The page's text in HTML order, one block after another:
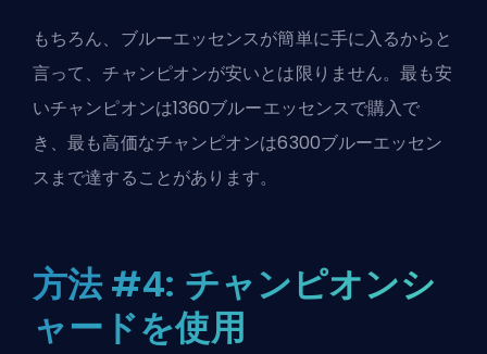
もちろん、ブルーエッセンスが簡単に手に入るからと
言って、チャンピオンが安いとは限りません。最も安
いチャンピオンは1360ブルーエッセンスで購入で
き、最も高価なチャンピオンは6300ブルーエッセン
スまで達することがあります。
方法 #4: チャンピオンシ
ャードを使用